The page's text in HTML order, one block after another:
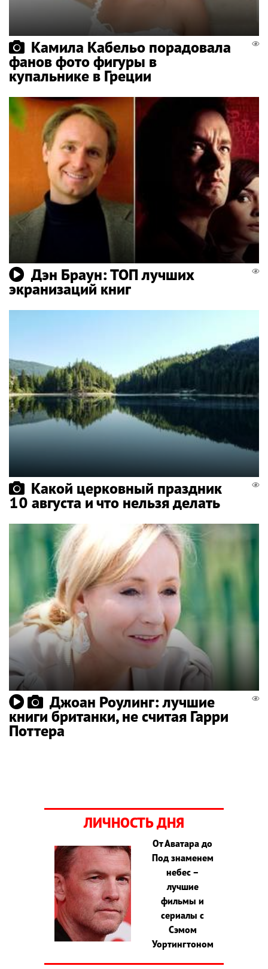
Камила Кабельо порадовала
фанов фото фигуры в
купальнике в Греции
Дэн Браун: ТОП лучших
экранизаций книг
Какой церковный праздник
10 августа и что нельзя делать
Джоан Роулинг: лучшие
книги британки, не считая Гарри
Поттера
ЛИЧНОСТЬ ДНЯ
От Аватара до
Под знаменем
небес –
лучшие
фильмы и
сериалы с
Сэмом
Уортингтоном